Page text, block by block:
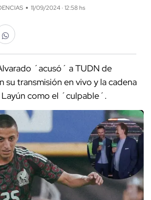
11/09/2024 · 12:58 hs
´acusó´ a TUDN de
su transmisión en vivo y la cadena
como el ´culpable´.